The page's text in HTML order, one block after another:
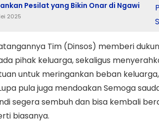
Pesilat yang Bikin Onar di Ngawi
2025
Tim (Dinsos) memberi
pihak keluarga, sekaligus
untuk meringankan beban
pula juga mendoakan Semoga
segera sembuh dan bisa kembali
biasanya.